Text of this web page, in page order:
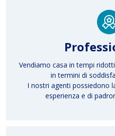
Vendiamo casa in tempi
in termini di
I nostri agenti possiedono
esperienza e di